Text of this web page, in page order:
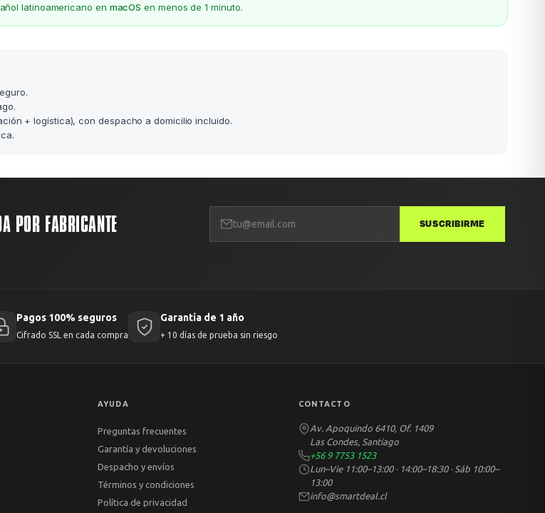
latinoamericano en macOS en menos de 1 minuto.
+ logística), con despacho a domicilio incluido.
POR FABRICANTE SUSCRIBIRME
Pagos 100% seguros
Cifrado SSL en cada compra
Garantía de 1 año
+ 10 días de prueba sin riesgo
AYUDA
Preguntas frecuentes
Garantía y devoluciones
Despacho y envíos
Términos y condiciones
Política de privacidad
CONTACTO
Av. Apoquindo 6410, Of. 1409
Las Condes, Santiago
+56 9 7753 1523
Lun–Vie 11:00–13:00 · 14:00–18:30 · Sáb 10:00–
13:00
info@smartdeal.cl